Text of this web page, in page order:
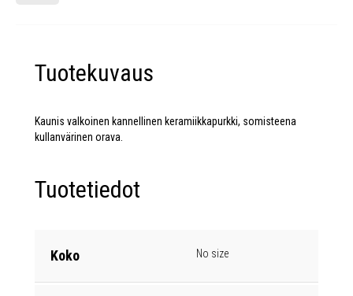
Tuotekuvaus
Kaunis valkoinen kannellinen keramiikkapurkki, somisteena
kullanvärinen orava.
Tuotetiedot
Koko No size